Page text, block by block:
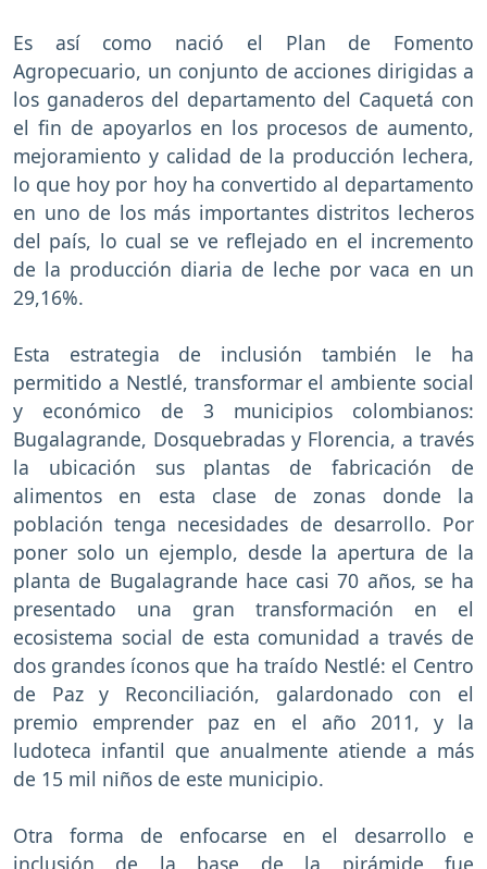
Es así como nació el Plan de Fomento
Agropecuario, un conjunto de acciones dirigidas a
los ganaderos del departamento del Caquetá con
el fin de apoyarlos en los procesos de aumento,
mejoramiento y calidad de la producción lechera,
lo que hoy por hoy ha convertido al departamento
en uno de los más importantes distritos lecheros
del país, lo cual se ve reflejado en el incremento
de la producción diaria de leche por vaca en un
29,16%.
Esta estrategia de inclusión también le ha
permitido a Nestlé, transformar el ambiente social
y económico de 3 municipios colombianos:
Bugalagrande, Dosquebradas y Florencia, a través
la ubicación sus plantas de fabricación de
alimentos en esta clase de zonas donde la
población tenga necesidades de desarrollo. Por
poner solo un ejemplo, desde la apertura de la
planta de Bugalagrande hace casi 70 años, se ha
presentado una gran transformación en el
ecosistema social de esta comunidad a través de
dos grandes íconos que ha traído Nestlé: el Centro
de Paz y Reconciliación, galardonado con el
premio emprender paz en el año 2011, y la
ludoteca infantil que anualmente atiende a más
de 15 mil niños de este municipio.
Otra forma de enfocarse en el desarrollo e